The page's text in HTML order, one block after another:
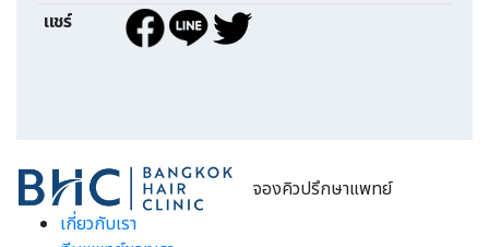
แชร์
จองคิวปรึกษาแพทย์
เกี่ยวกับเรา